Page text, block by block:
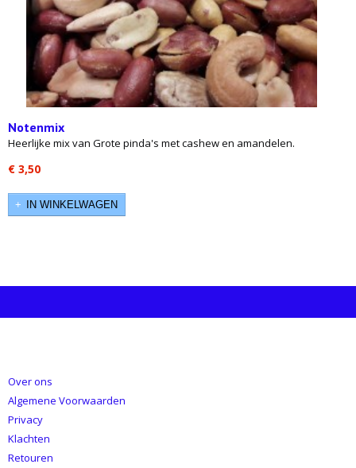
Notenmix
Heerlijke mix van Grote pinda's met cashew en amandelen.
€ 3,50
IN WINKELWAGEN
Over ons
Algemene Voorwaarden
Privacy
Klachten
Retouren